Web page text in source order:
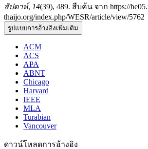
สัปดาห์, 14(39), 489. สืบค้น จาก https://
thaijo.org/index.php/WESR/article/view/5762
รูปแบบการอ้างอิงเพิ่มเติม
ACM
ACS
APA
ABNT
Chicago
Harvard
IEEE
MLA
Turabian
Vancouver
ดาวน์โหลดการอ้างอิง